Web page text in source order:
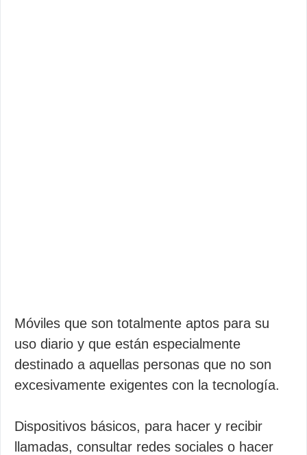
Móviles que son totalmente aptos para su
uso diario y que están especialmente
destinado a aquellas personas que no son
excesivamente exigentes con la tecnología.
Dispositivos básicos, para hacer y recibir
llamadas, consultar redes sociales o hacer